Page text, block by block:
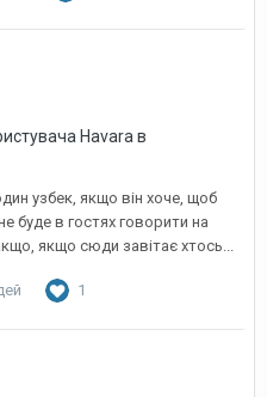
Havara в
узбек, якщо він хоче, щоб
буде в гостях говорити на
якщо сюди завітає хтось...
1